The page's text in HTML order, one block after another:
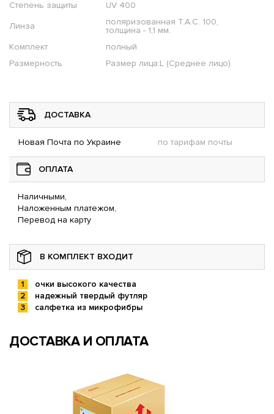
Степень защиты
UV 400
Линза
поляризованная T.A.C. 100,
толщина - 1,1 мм.
Комплект
полный
Размерность
Размер лица:L (Среднее лицо)
ДОСТАВКА
Новая Почта по Украине по тарифам почты
ОПЛАТА
Наличными,
Наложенным платежом,
Перевод на карту
В КОМПЛЕКТ ВХОДИТ
очки высокого качества
надежный твердый футляр
салфетка из микрофибры
ДОСТАВКА И ОПЛАТА